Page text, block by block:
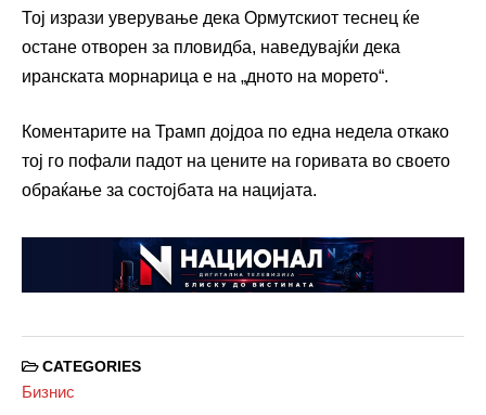
Тој изрази уверување дека Ормутскиот теснец ќе
остане отворен за пловидба, наведувајќи дека
иранската морнарица е на „дното на морето“.
Коментарите на Трамп дојдоа по една недела откако
тој го пофали падот на цените на горивата во своето
обраќање за состојбата на нацијата.
CATEGORIES
Бизнис